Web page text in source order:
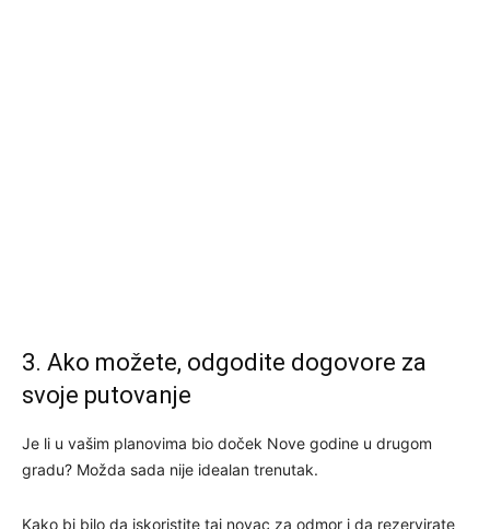
3. Ako možete, odgodite dogovore za
svoje putovanje
Je li u vašim planovima bio doček Nove godine u drugom
gradu? Možda sada nije idealan trenutak.
Kako bi bilo da iskoristite taj novac za odmor i da rezervirate